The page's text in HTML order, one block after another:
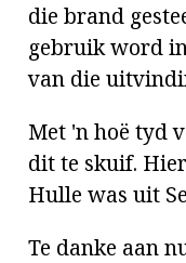
die brand
gebruik word
van die
Met 'n hoë tyd
dit te skuif.
Hulle was uit
Te danke aan